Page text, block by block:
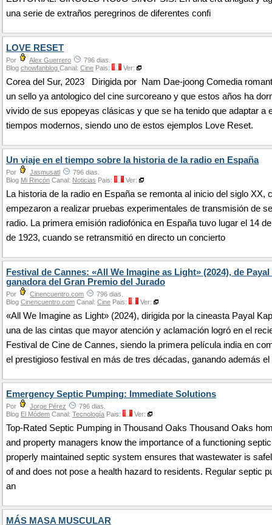
una serie de extraños peregrinos de diferentes confi
LOVE RESET
Por Alex Guerrero
796 dias.
Blog chowfanblog Canal: Cine Pais: Ver:
Corea del Sur, 2023 Dirigida por Nam Dae-joong Comedia
un sello ya antologico del cine surcoreano y que estos años ha
vivido de sus epopeyas clásicas y que se ha tenido que adaptar a
tiempos modernos, siendo uno de estos ejemplos Love Reset.
Un viaje en el tiempo sobre la historia de la radio en España
Por Jasmusatl
796 dias.
Blog Mi Rincón Canal: Noticias Pais: Ver:
La historia de la radio en España se remonta al inicio del siglo XX,
empezaron a realizar pruebas experimentales de transmisión de
radio. La primera emisión radiofónica en España tuvo lugar el 14
de 1923, cuando se retransmitió en directo un concierto
Festival de Cannes: «All We Imagine as Light» (2024), de
ganadora del Gran Premio del Jurado
Por Cinencuentro.com
796 dias.
Blog Cinencuentro.com Canal: Cine Pais: Ver:
«All We Imagine as Light» (2024), dirigida por la cineasta Payal
una de las cintas que mayor atención y aclamación logró en el
Festival de Cine de Cannes, siendo la primera película india en
el prestigioso festival en más de tres décadas, ganando además el
Emergency Septic Pumping: Immediate Solutions
Por Jorge Pérez
796 dias.
Blog El Módem Canal: Tecnología Pais: Ver:
Top-Rated Septic Pumping in Thousand Oaks Thousand Oaks
and property managers know the importance of a functioning
properly maintained septic system ensures that wastewater is
of and does not pose a health hazard to residents. Regular septic
an
MÁS MASA MUSCULAR